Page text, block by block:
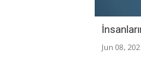
Jun 08,